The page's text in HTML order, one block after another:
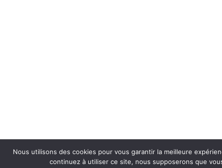
Nous utilisons des cookies pour vous garantir la meilleure
continuez à utiliser ce site, nous supposerons que